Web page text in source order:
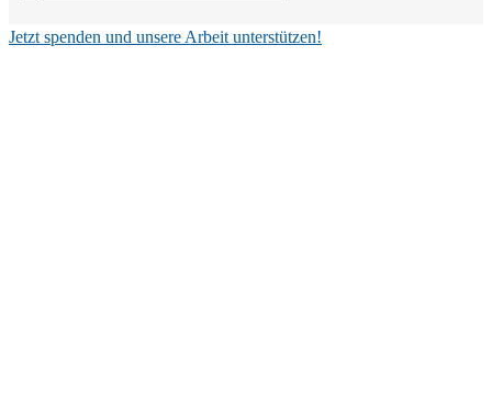
Jetzt spenden und unsere Arbeit unterstützen!